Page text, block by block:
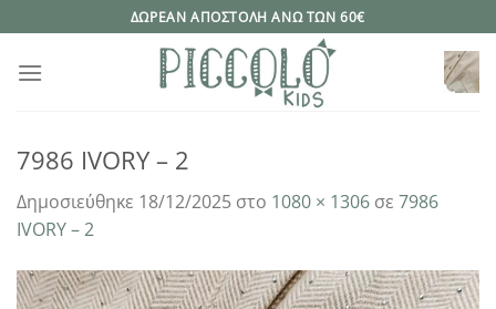
στο
περιεχόμενο
ΔΩΡΕΑΝ ΑΠΟΣΤΟΛΗ ΑΝΩ ΤΩΝ 60€
7986 IVORY – 2
Δημοσιεύθηκε 18/12/2025 στο 1080 × 1306 σε 7986
IVORY – 2